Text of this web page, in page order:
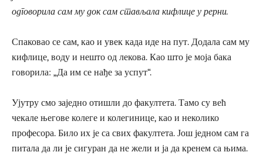
одговорила сам му док сам стављала кифлице у рерни.
Спаковао се сам, као и увек када иде на пут. Додала сам му
кифлице, воду и нешто од лекова. Као што је моја бака
говорила: „Да им се нађе за успут“.
Ујутру смо заједно отишли до факултета. Тамо су већ
чекале његове колеге и колегинице, као и неколико
професора. Било их је са свих факултета. Још једном сам га
питала да ли је сигуран да не жели и ја да кренем са њима.